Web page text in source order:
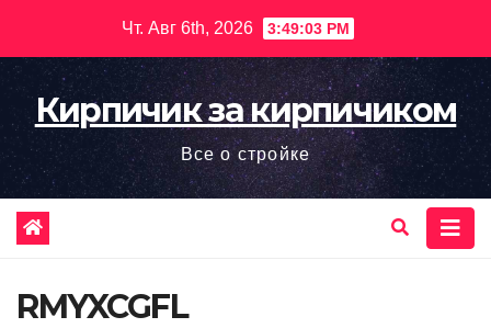
содержимому
Чт. Авг 6th, 2026 3:49:04 PM
Кирпичик за кирпичиком
Все о стройке
RMYXCGFL